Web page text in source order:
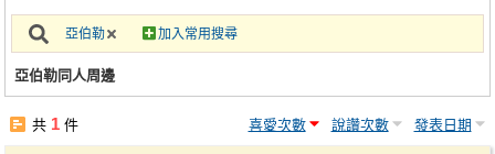
會員功能選單
註冊會員
亞伯勒 加入常用搜尋
亞伯勒同人周邊
共 1 件 喜愛次數 說讚次數 發表日期